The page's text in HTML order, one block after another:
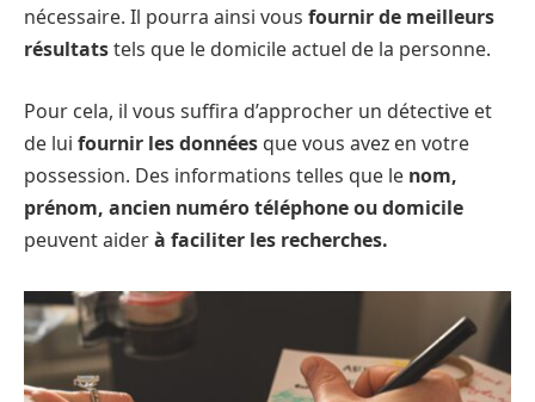
nécessaire. Il pourra ainsi vous fournir de meilleurs
résultatstels que le domicile actuel de la personne.
Pour cela, il vous suffira d’approcher un détective et
de lui fournir les données que vous avez en votre
possession. Des informations telles que le nom,
prénom, ancien numéro téléphone ou domicile
peuvent aiderà faciliter les recherches.